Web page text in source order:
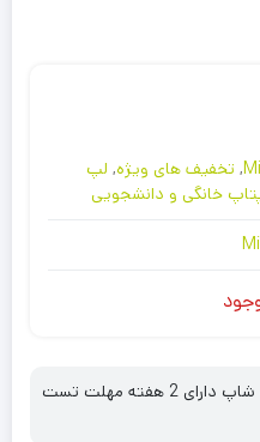
, تخفیف های ویژه, لپ
خانگی و دانشجویی
تمامی محصولات فروشگاه های‌تک شاپ دارای 2 هفته مهلت تست